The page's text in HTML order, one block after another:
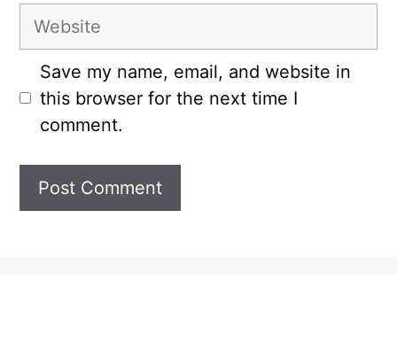
Website
Save my name, email, and website in
this browser for the next time I
comment.